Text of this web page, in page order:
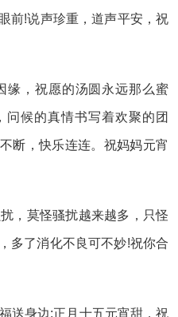
前!说声珍重，道声平安，祝
缘，祝愿的汤圆永远那么蜜
候的真情书写着欢聚的团
断，快乐连连。祝妈妈元宵
，莫怪骚扰越来越多，只怪
多了消化不良可不妙!祝你合
送身边;正月十五元宵甜，祝